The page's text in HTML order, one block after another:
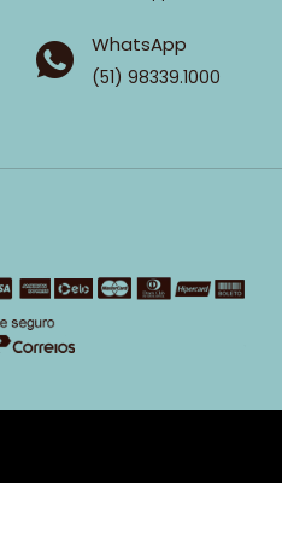
WhatsApp
(51) 98339.1000